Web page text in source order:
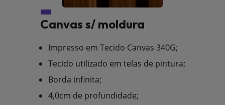
Canvas s/ moldura
Impresso em Tecido Canvas 340G;
Tecido utilizado em telas de pintura;
Borda infinita;
4,0cm de profundidade;